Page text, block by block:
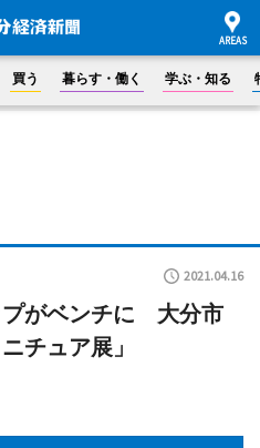
買う 暮らす・働く 学ぶ・知る
2021.04.16
プがベンチに 大分市
チュア展」